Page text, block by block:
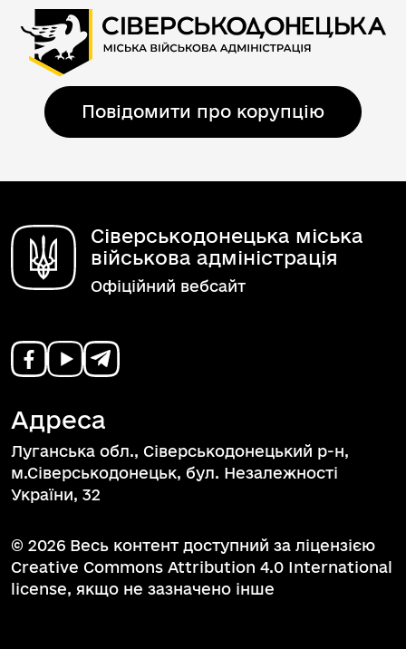
Повідомити про корупцію
Сіверськодонецька міська
військова адміністрація
Офіційний вебсайт
Адреса
Луганська обл., Сіверськодонецький р-н,
м.Сіверськодонецьк, бул. Незалежності
України, 32
© 2026 Весь контент доступний за ліцензією
Creative Commons Attribution 4.0 International
license, якщо не зазначено інше